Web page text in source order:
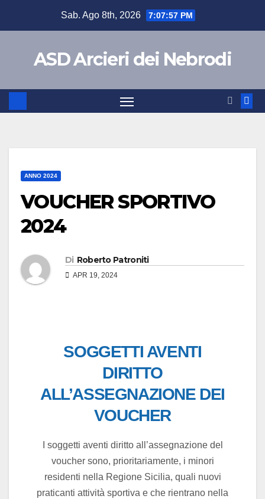
Sab. Ago 8th, 2026 7:07:58 PM
ASD Arcieri dei Nebrodi
ANNO 2024
VOUCHER SPORTIVO
2024
Di Roberto Patroniti
APR 19, 2024
SOGGETTI AVENTI
DIRITTO
ALL’ASSEGNAZIONE DEI
VOUCHER
I soggetti aventi diritto all’assegnazione del
voucher sono, prioritariamente, i minori
residenti nella Regione Sicilia, quali nuovi
praticanti attività sportiva e che rientrano nella